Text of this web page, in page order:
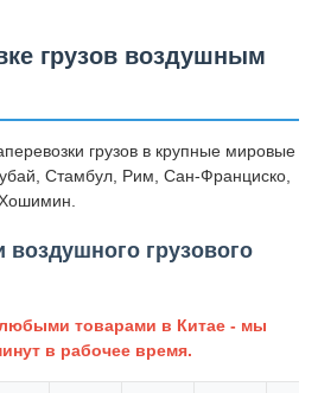
грузов воздушным
грузов в крупные мировые
Стамбул, Рим, Сан-Франциско,
воздушного грузового
товарами в Китае - мы
в рабочее время.